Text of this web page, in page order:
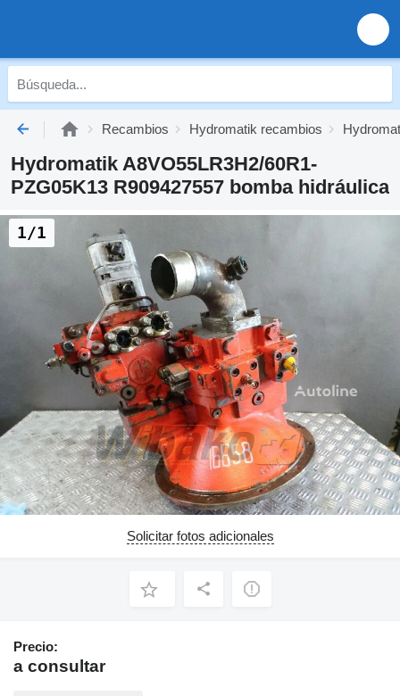
Recambios Hydromatik recambios
Hydromatik A8VO55LR3H2/60R1-
PZG05K13 R909427557 bomba hidráulica
1/1
Solicitar fotos adicionales
Precio:
a consultar